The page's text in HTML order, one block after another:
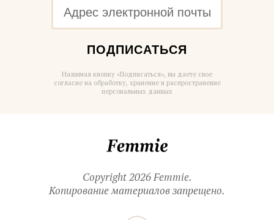
ПОДПИСАТЬСЯ
Нажимая кнопку «Подписаться», вы даете свое
согласие на обработку, хранение и распространение
персональных данных
Copyright 2026 Femmie.
Копирование материалов запрещено.